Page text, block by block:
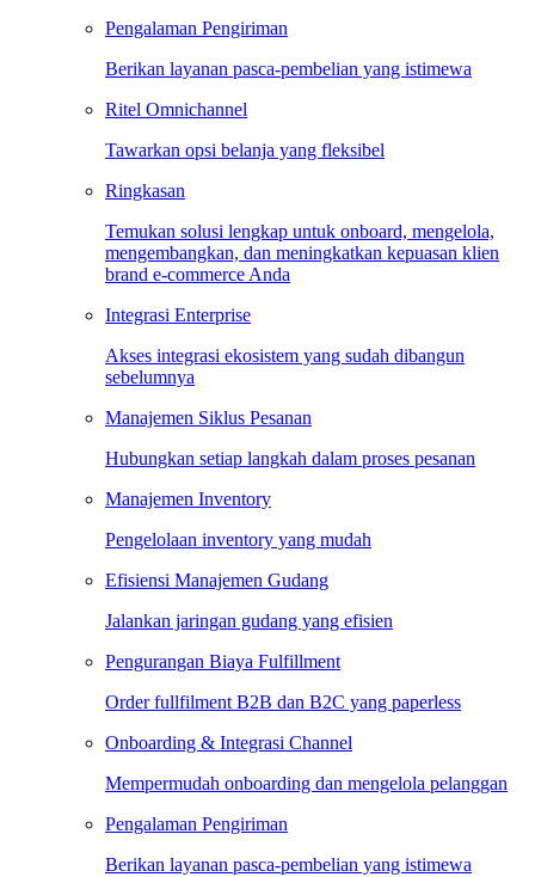
Pengalaman Pengiriman
Berikan layanan pasca-pembelian yang istimewa
Ritel Omnichannel
Tawarkan opsi belanja yang fleksibel
Ringkasan
Temukan solusi lengkap untuk onboard, mengelola,
mengembangkan, dan meningkatkan kepuasan klien
brand e-commerce Anda
Integrasi Enterprise
Akses integrasi ekosistem yang sudah dibangun
sebelumnya
Manajemen Siklus Pesanan
Hubungkan setiap langkah dalam proses pesanan
Manajemen Inventory
Pengelolaan inventory yang mudah
Efisiensi Manajemen Gudang
Jalankan jaringan gudang yang efisien
Pengurangan Biaya Fulfillment
Order fullfilment B2B dan B2C yang paperless
Onboarding & Integrasi Channel
Mempermudah onboarding dan mengelola pelanggan
Pengalaman Pengiriman
Berikan layanan pasca-pembelian yang istimewa